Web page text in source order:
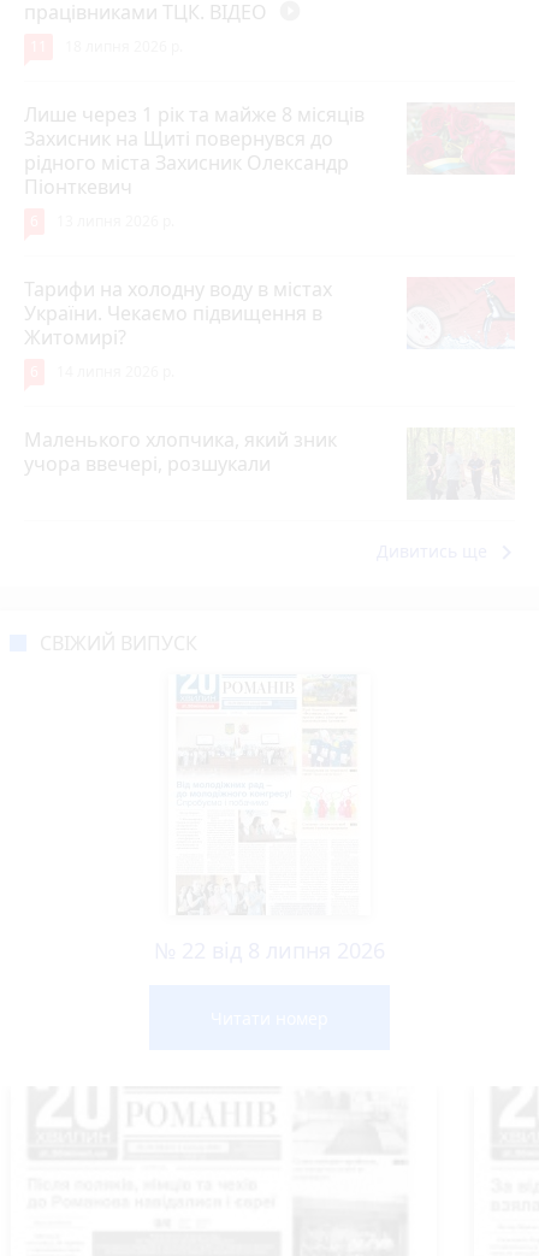
працівниками ТЦК. ВІДЕО
Лише через 1 рік та майже 8 місяців
Захисник на Щиті повернувся до
рідного міста Захисник Олександр
Піонткевич
Тарифи на холодну воду в містах
України. Чекаємо підвищення в
Житомирі?
Маленького хлопчика, який зник
учора ввечері, розшукали